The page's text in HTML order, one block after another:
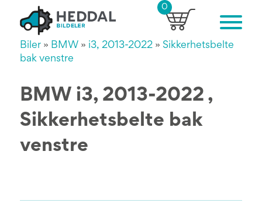
0
Biler » BMW » i3, 2013-2022 » Sikkerhetsbelte
bak venstre
BMW i3, 2013-2022 ,
Sikkerhetsbelte bak
venstre